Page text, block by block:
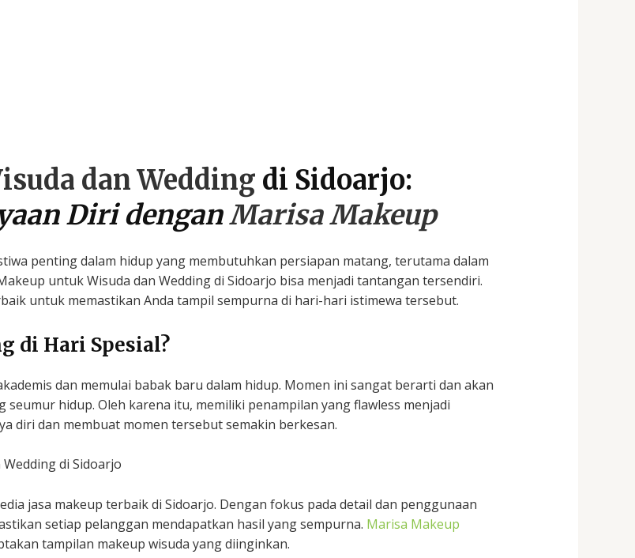
dan Wedding di Sidoarjo:
Diri denganMarisa Makeup
penting dalam hidup yang membutuhkan persiapan matang, terutama dalam
untuk Wisuda dan Wedding di Sidoarjo bisa menjadi tantangan tersendiri.
untuk memastikan Anda tampil sempurna di hari-hari istimewa tersebut.
di Hari Spesial?
dan memulai babak baru dalam hidup. Momen ini sangat berarti dan akan
hidup. Oleh karena itu, memiliki penampilan yang flawless menjadi
diri dan membuat momen tersebut semakin berkesan.
di Sidoarjo
jasa makeup terbaik di Sidoarjo. Dengan fokus pada detail dan penggunaan
setiap pelanggan mendapatkan hasil yang sempurna. Marisa Makeup
tampilan makeup wisuda yang diinginkan.